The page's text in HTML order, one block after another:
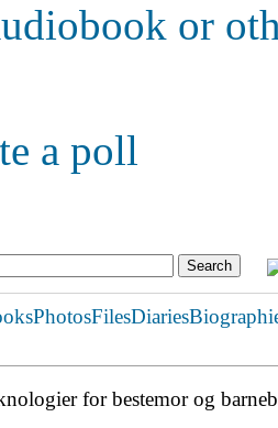
or
a poll
PhotosFilesDiaries
for bestemor og